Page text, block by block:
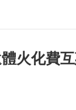
火化費